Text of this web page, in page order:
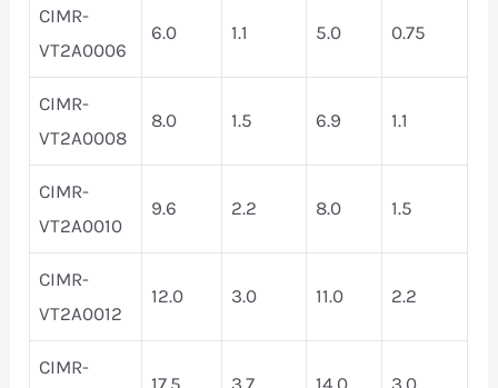
CIMR-
VT2A0006
6.0 1.1 5.0 0.75
CIMR-
VT2A0008
8.0 1.5 6.9 1.1
CIMR-
VT2A0010
9.6 2.2 8.0 1.5
CIMR-
VT2A0012
12.0 3.0 11.0 2.2
CIMR-